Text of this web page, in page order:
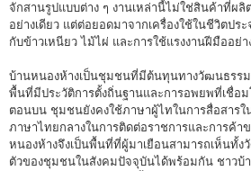
จักสานรูปแบบต่าง ๆ งานเหล่านี้ไม่ใช่สินค้าที่ผลิ
อย่างเดียว แต่ต่อยอดมาจากเครื่องใช้ในชีวิตป
กับข้าวเหนียว ไม้ไผ่ และการใช้แรงงานฝีมืออย่
บ้านหนองห้างเป็นชุมชนที่มีต้นทุนทางวัฒนธรรม
พื้นที่มีประวัติการตั้งถิ่นฐานและการอพยพที่เชื่อ
ตอนบน ชุมชนยังคงใช้ภาษาผู้ไทในการสื่อสาร
ภาษาไทยกลางในการติดต่อราชการและการค้
หนองห้างจึงเป็นพื้นที่ที่ผู้มาเยือนสามารถเห็นทั้ง
ตัวของชุมชนในสังคมปัจจุบันได้พร้อมกัน ชาวบ้